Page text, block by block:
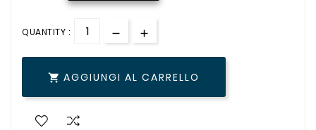
QUANTITY :
 AGGIUNGI AL CARRELLO